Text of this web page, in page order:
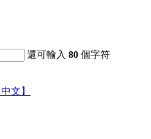
還可輸入80 個字符
文】